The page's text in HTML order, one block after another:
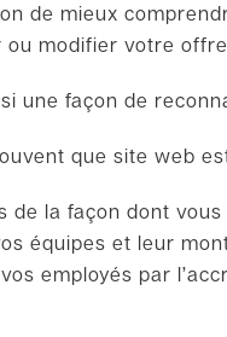
de mieux
ou modifier votre
une façon de
que site web
de la façon dont
équipes et leur
employés par